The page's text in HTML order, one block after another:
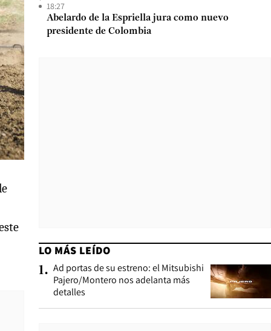
18:27
Abelardo de la Espriella jura como nuevo
presidente de Colombia
LO MÁS LEÍDO
1. Ad portas de su estreno: el Mitsubishi
Pajero/Montero nos adelanta más
detalles